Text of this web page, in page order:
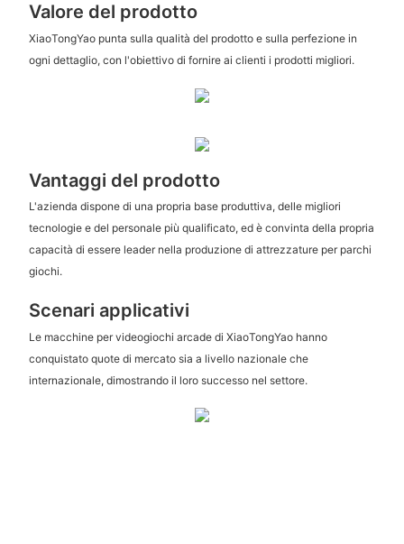
Valore del prodotto
XiaoTongYao punta sulla qualità del prodotto e sulla perfezione in
ogni dettaglio, con l'obiettivo di fornire ai clienti i prodotti migliori.
Vantaggi del prodotto
L'azienda dispone di una propria base produttiva, delle migliori
tecnologie e del personale più qualificato, ed è convinta della propria
capacità di essere leader nella produzione di attrezzature per parchi
giochi.
Scenari applicativi
Le macchine per videogiochi arcade di XiaoTongYao hanno
conquistato quote di mercato sia a livello nazionale che
internazionale, dimostrando il loro successo nel settore.